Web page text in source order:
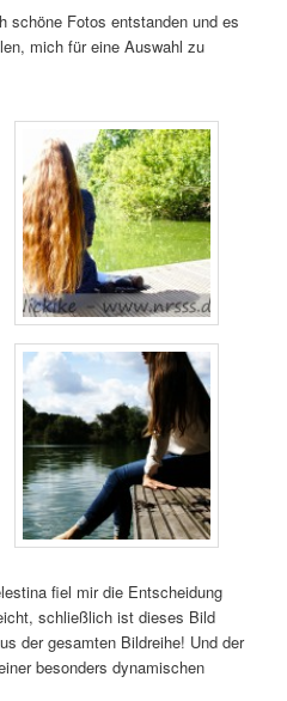
schöne Fotos entstanden und es
mich für eine Auswahl zu
fiel mir die Entscheidung
schließlich ist dieses Bild
der gesamten Bildreihe! Und der
besonders dynamischen